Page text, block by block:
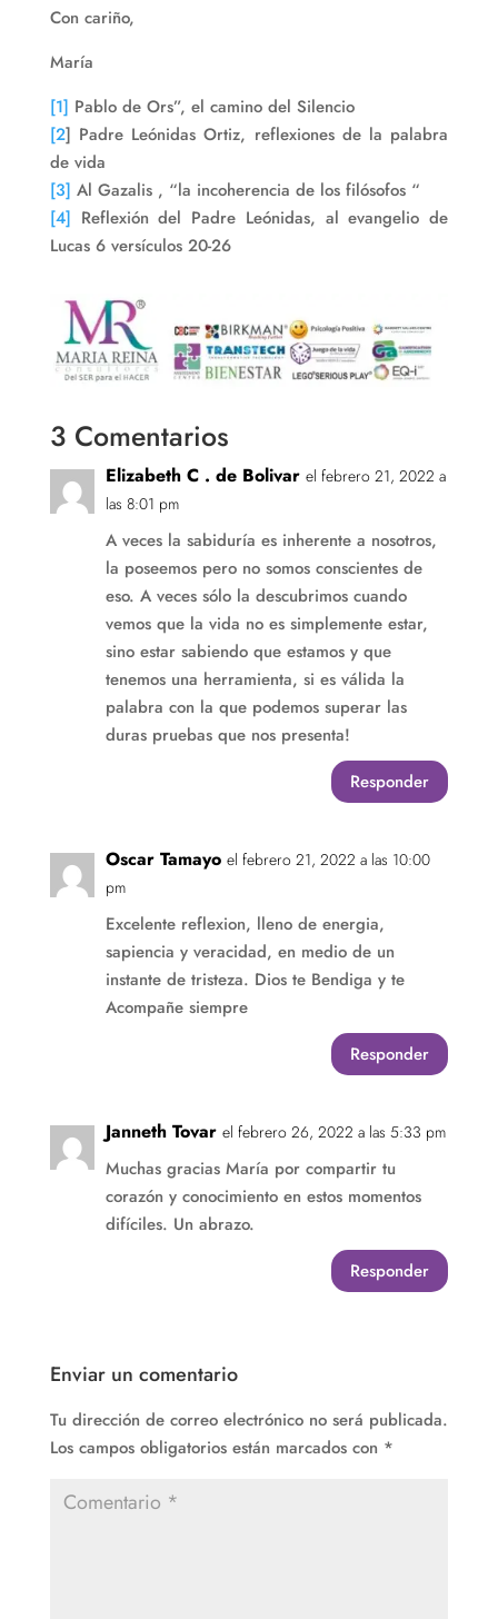
Con cariño,
María
[1] Pablo de Ors”, el camino del Silencio
[2] Padre Leónidas Ortiz, reflexiones de la palabra
de vida
[3] Al Gazalis , “la incoherencia de los filósofos “
[4] Reflexión del Padre Leónidas, al evangelio de
Lucas 6 versículos 20-26
3 Comentarios
Elizabeth C . de Bolivar el febrero 21, 2022 a
las 8:01 pm
A veces la sabiduría es inherente a nosotros,
la poseemos pero no somos conscientes de
eso. A veces sólo la descubrimos cuando
vemos que la vida no es simplemente estar,
sino estar sabiendo que estamos y que
tenemos una herramienta, si es válida la
palabra con la que podemos superar las
duras pruebas que nos presenta!
Responder
Oscar Tamayo el febrero 21, 2022 a las 10:00
pm
Excelente reflexion, lleno de energia,
sapiencia y veracidad, en medio de un
instante de tristeza. Dios te Bendiga y te
Acompañe siempre
Responder
Janneth Tovar el febrero 26, 2022 a las 5:33 pm
Muchas gracias María por compartir tu
corazón y conocimiento en estos momentos
difíciles. Un abrazo.
Responder
Enviar un comentario
Tu dirección de correo electrónico no será publicada.
Los campos obligatorios están marcados con *